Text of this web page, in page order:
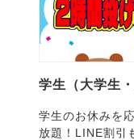
学生（大学生
学生のお休みを応援キャ
放題！LINE割引